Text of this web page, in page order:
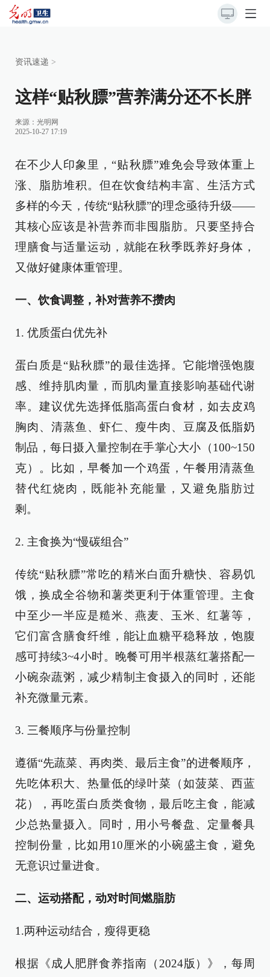
资讯速递 >
这样“贴秋膘”营养满分还不长胖
来源： 光明网
2025-10-27 17:19
在不少人印象里，“贴秋膘”难免会导致体重上
涨、脂肪堆积。但在饮食结构丰富、生活方式
多样的今天，传统“贴秋膘”的理念亟待升级——
其核心应该是补营养而非囤脂肪。只要坚持合
理膳食与适量运动，就能在秋季既养好身体，
又做好健康体重管理。
一、饮食调整，补对营养不攒肉
1. 优质蛋白优先补
蛋白质是“贴秋膘”的最佳选择。它能增强饱腹
感、维持肌肉量，而肌肉量直接影响基础代谢
率。建议优先选择低脂高蛋白食材，如去皮鸡
胸肉、清蒸鱼、虾仁、瘦牛肉、豆腐及低脂奶
制品，每日摄入量控制在手掌心大小（100~150
克）。比如，早餐加一个鸡蛋，午餐用清蒸鱼
替代红烧肉，既能补充能量，又避免脂肪过
剩。
2. 主食换为“慢碳组合”
传统“贴秋膘”常吃的精米白面升糖快、容易饥
饿，换成全谷物和薯类更利于体重管理。主食
中至少一半应是糙米、燕麦、玉米、红薯等，
它们富含膳食纤维，能让血糖平稳释放，饱腹
感可持续3~4小时。晚餐可用半根蒸红薯搭配一
小碗杂蔬粥，减少精制主食摄入的同时，还能
补充微量元素。
3. 三餐顺序与份量控制
遵循“先蔬菜、再肉类、最后主食”的进餐顺序，
先吃体积大、热量低的绿叶菜（如菠菜、西蓝
花），再吃蛋白质类食物，最后吃主食，能减
少总热量摄入。同时，用小号餐盘、定量餐具
控制份量，比如用10厘米的小碗盛主食，避免
无意识过量进食。
二、运动搭配，动对时间燃脂肪
1.两种运动结合，瘦得更稳
根据《成人肥胖食养指南（2024版）》，每周